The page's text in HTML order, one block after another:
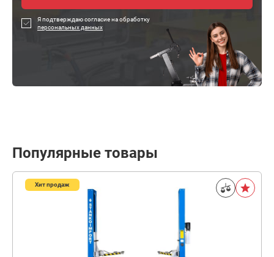
Я подтверждаю согласие на обработку
персональных данных
Популярные товары
Хит продаж